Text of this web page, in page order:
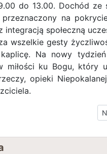
do 13.00. Dochód ze
na
integracją społeczną
wszelkie gesty
Na nowy
miłości ku Bogu, który
opieki
NIEDZIELA ADWENTU